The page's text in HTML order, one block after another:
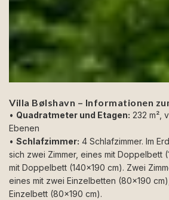
Villa Bølshavn – Informationen
• Quadratmeter und Etagen: 232 m²,
Ebenen
• Schlafzimmer: 4 Schlafzimmer. Im
sich zwei Zimmer, eines mit Doppelbett
mit Doppelbett (140x190 cm). Zwei
eines mit zwei Einzelbetten (80x190
Einzelbett (80x190 cm).